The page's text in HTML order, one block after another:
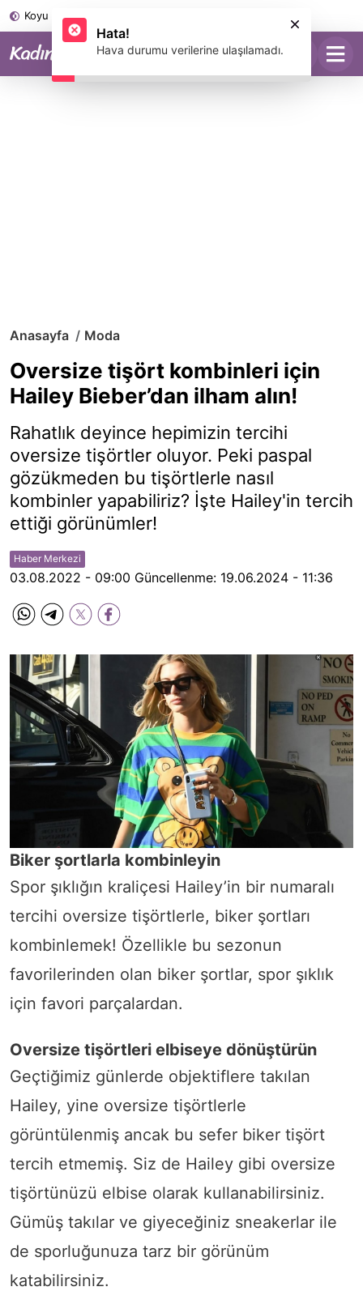
Koyu Mod
Anasayfa Moda
Oversize tişört kombinleri için
Hailey Bieber’dan ilham alın!
Rahatlık deyince hepimizin tercihi
oversize tişörtler oluyor. Peki paspal
gözükmeden bu tişörtlerle nasıl
kombinler yapabiliriz? İşte Hailey'in tercih
ettiği görünümler!
Haber Merkezi
03.08.2022 - 09:00 Güncellenme: 19.06.2024 - 11:36
Biker şortlarla kombinleyin
Spor şıklığın kraliçesi Hailey’in bir numaralı
tercihi oversize tişörtlerle, biker şortları
kombinlemek! Özellikle bu sezonun
favorilerinden olan biker şortlar, spor şıklık
için favori parçalardan.
Oversize tişörtleri elbiseye dönüştürün
Geçtiğimiz günlerde objektiflere takılan
Hailey, yine oversize tişörtlerle
görüntülenmiş ancak bu sefer biker tişört
tercih etmemiş. Siz de Hailey gibi oversize
tişörtünüzü elbise olarak kullanabilirsiniz.
Gümüş takılar ve giyeceğiniz sneakerlar ile
de sporluğunuza tarz bir görünüm
katabilirsiniz.